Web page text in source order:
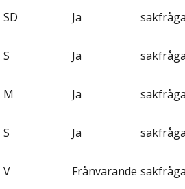
SD Ja
S Ja
M Ja
S Ja
V Frånvarande